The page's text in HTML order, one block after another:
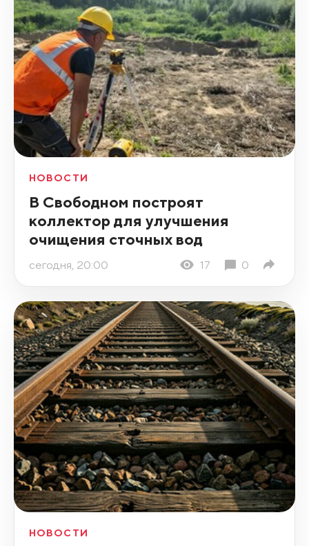
НОВОСТИ
В Свободном построят
коллектор для улучшения
очищения сточных вод
сегодня, 20:00 17 0
НОВОСТИ